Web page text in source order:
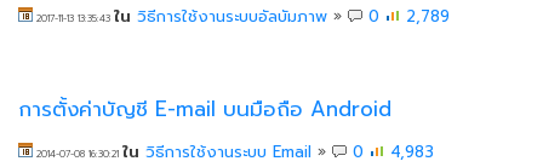
2017-11-13 13:35:43 ใน วิธีการใช้งานระบบอัลบัมภาพ » 0 2,789
การตั้งค่าบัญชี E-mail บนมือถือ Android
2014-07-08 16:30:21 ใน วิธีการใช้งานระบบ Email » 0 4,983